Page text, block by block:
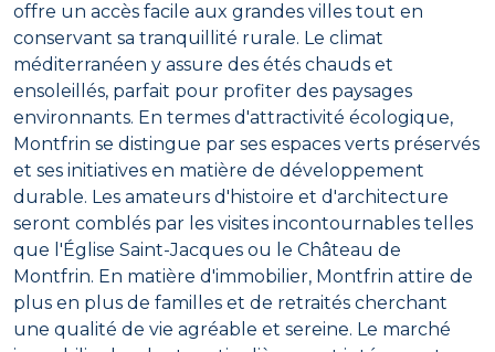
offre un accès facile aux grandes villes tout en
conservant sa tranquillité rurale. Le climat
méditerranéen y assure des étés chauds et
ensoleillés, parfait pour profiter des paysages
environnants. En termes d'attractivité écologique,
Montfrin se distingue par ses espaces verts préservés
et ses initiatives en matière de développement
durable. Les amateurs d'histoire et d'architecture
seront comblés par les visites incontournables telles
que l'Église Saint-Jacques ou le Château de
Montfrin. En matière d'immobilier, Montfrin attire de
plus en plus de familles et de retraités cherchant
une qualité de vie agréable et sereine. Le marché